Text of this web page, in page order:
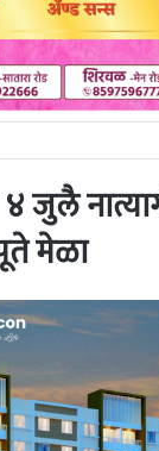
जुलै
मेळा